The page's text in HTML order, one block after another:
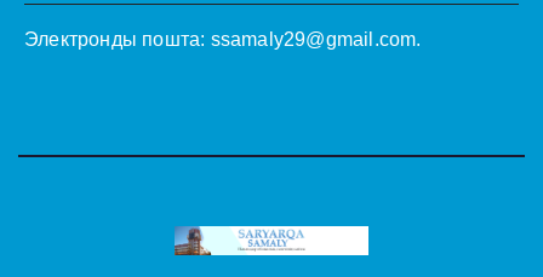
Электронды пошта: ssamaly29@gmail.com.